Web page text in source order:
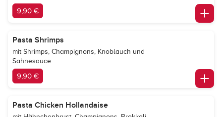
9,90 €
Pasta Shrimps
mit Shrimps, Champignons, Knoblauch und
Sahnesauce
9,90 €
Pasta Chicken Hollandaise